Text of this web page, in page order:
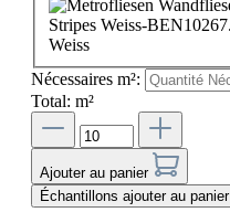
Weiss
Nécessaires m²:
Total: m²
Ajouter au panier
Échantillons ajouter au panier